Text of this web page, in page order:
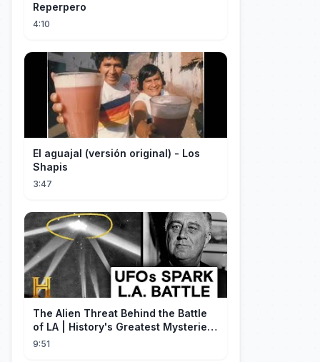
Reperpero
4:10
El aguajal (versión original) - Los
Shapis
3:47
The Alien Threat Behind the Battle
of LA | History's Greatest Mysteries
(S5)
9:51